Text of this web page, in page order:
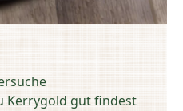
Kerrygold gut findest